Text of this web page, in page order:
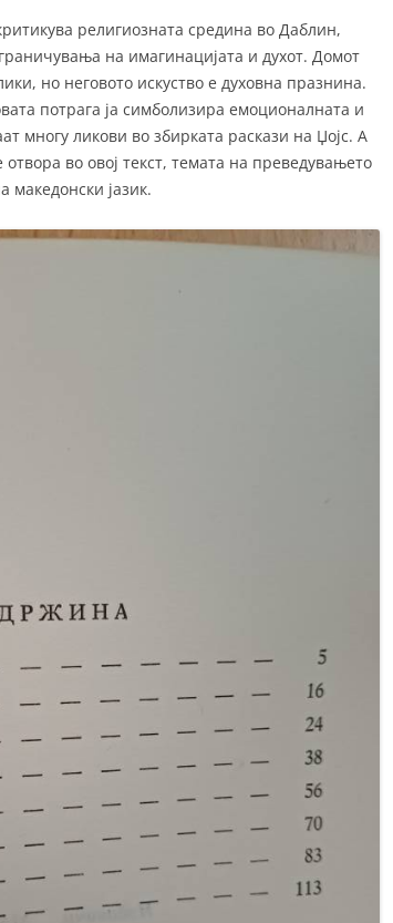
религиозната средина во Даблин,
на имагинацијата и духот. Домот
но неговото искуство е духовна празнина.
потрага ја симболизира емоционалната и
многу ликови во збирката раскази на Џојс. А
во овој текст, темата на преведувањето
македонски јазик.